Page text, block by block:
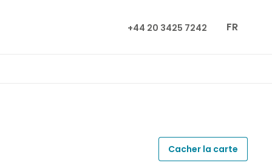
+44 20 3425 7242 FR
Cacher la carte